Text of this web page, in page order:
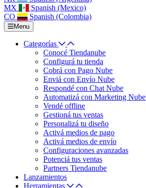
MX
Spanish (Mexico)
CO
Spanish (Colombia)
Menu
Categorías
Conocé Tiendanube
Configurá tu tienda
Cobrá con Pago Nube
Enviá con Envío Nube
Respondé con Chat Nube
Automatizá con Marketing Nube
Vendé offline
Gestioná tus ventas
Personalizá tu diseño
Activá medios de pago
Activá medios de envío
Configuraciones avanzadas
Potenciá tus ventas
Partners Tiendanube
Lanzamientos
Herramientas